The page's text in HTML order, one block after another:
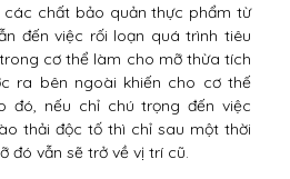
chất bảo quản thực phẩm từ
đến việc rối loạn quá trình tiêu
cơ thể làm cho mỡ thừa tích
ra bên ngoài khiến cho cơ thế
đó, nếu chỉ chú trọng đến việc
thải độc tố thì chỉ sau một thời
đó vẫn sẽ trở về vị trí cũ.